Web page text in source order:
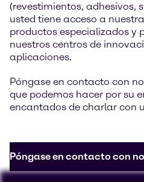
(revestimientos, adhesivos,
usted tiene acceso a
productos especializados y
nuestros centros de
aplicaciones.
Póngase en contacto con
que podemos hacer por su
encantados de charlar con
Póngase en contacto con